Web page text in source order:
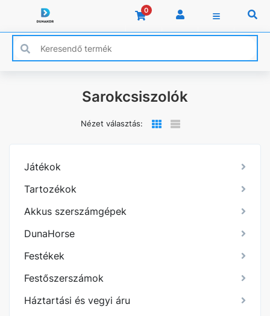
0
Sarokcsiszolók
Nézet választás:
Játékok
Tartozékok
Akkus szerszámgépek
DunaHorse
Festékek
Festőszerszámok
Háztartási és vegyi áru